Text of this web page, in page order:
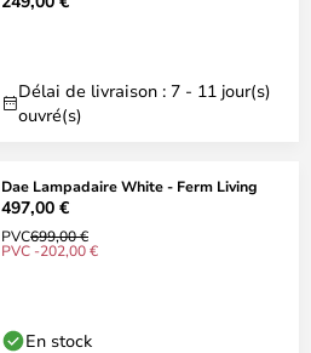
Délai de livraison : 7 - 11 jour(s)
ouvré(s)
Dae Lampadaire White - Ferm Living
497,00 €
PVC699,00 €
PVC -202,00 €
En stock